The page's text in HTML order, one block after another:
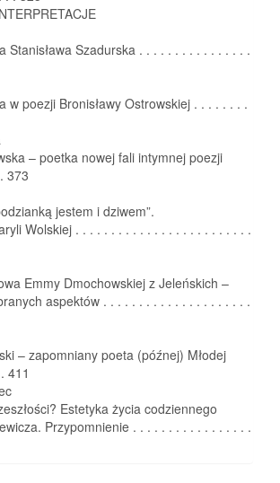
Stanisława Szadurska . . . . . . . . . . . . . . . .
w poezji Bronisławy Ostrowskiej . . . . . . . .
– poetka nowej fali intymnej poezji
373
jestem i dziwem”.
Wolskiej . . . . . . . . . . . . . . . . . . . . . . . . .
Emmy Dmochowskiej z Jeleńskich –
aspektów . . . . . . . . . . . . . . . . . . . . .
– zapomniany poeta (późnej) Młodej
411
Estetyka życia codziennego
Przypomnienie . . . . . . . . . . . . . . . . .